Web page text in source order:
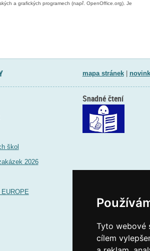
Tyto webové
cílem
a grafických programech (např. OpenOffice.org). Je
mapa stránek|
škol
2026
Snadné čtení